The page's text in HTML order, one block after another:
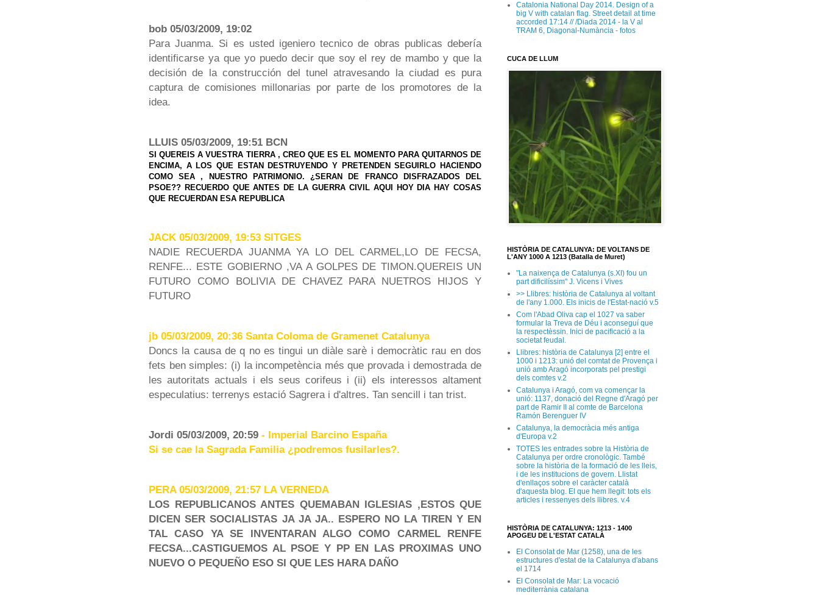
bob 05/03/2009, 19:02
Para Juanma. Si es usted igeniero tecnico de obras publicas debería
identificarse ya que yo puedo decir que soy el rey de mambo y que la
decisión de la construcción del tunel atravesando la ciudad es pura
captura de comisiones millonarias por parte de los promotores de la
idea.
LLUIS 05/03/2009, 19:51 BCN
SI QUEREIS A VUESTRA TIERRA , CREO QUE ES EL MOMENTO PARA QUITARNOS DE
ENCIMA, A LOS QUE ESTAN DESTRUYENDO Y PRETENDEN SEGUIRLO HACIENDO
COMO SEA , NUESTRO PATRIMONIO. ¿SERAN DE FRANCO DISFRAZADOS DEL
PSOE?? RECUERDO QUE ANTES DE LA GUERRA CIVIL AQUI HOY DIA HAY COSAS
QUE RECUERDAN ESA REPUBLICA
JACK 05/03/2009, 19:53 SITGES
NADIE RECUERDA JUANMA YA LO DEL CARMEL,LO DE FECSA,
RENFE... ESTE GOBIERNO ,VA A GOLPES DE TIMON.QUEREIS UN
FUTURO COMO BOLIVIA DE CHAVEZ PARA NUETROS HIJOS Y
FUTURO
jb 05/03/2009, 20:36 Santa Coloma de Gramenet Catalunya
Doncs la causa de q no es tingui un diàle sarè i democràtic rau en dos
fets ben simples: (i) la incompetència més que provada i demostrada de
les autoritats actuals i els seus corifeus i (ii) els interessos altament
especulatius: terrenys estació Sagrera i d'altres. Tan sencill i tan trist.
Jordi 05/03/2009, 20:59 - Imperial Barcino España
Si se cae la Sagrada Familia ¿podremos fusilarles?.
PERA 05/03/2009, 21:57 LA VERNEDA
LOS REPUBLICANOS ANTES QUEMABAN IGLESIAS ,ESTOS QUE
DICEN SER SOCIALISTAS JA JA JA.. ESPERO NO LA TIREN Y EN
TAL CASO YA SE INVENTARAN ALGO COMO CARMEL RENFE
FECSA...CASTIGUEMOS AL PSOE Y PP EN LAS PROXIMAS UNO
NUEVO O PEQUEÑO ESO SI QUE LES HARA DAÑO
Catalonia National Day 2014. Design of a
big V with catalan flag. Street detail at time
accorded 17:14 // /Diada 2014 - la V al
TRAM 6, Diagonal-Numància - fotos
CUCA DE LLUM
HISTÒRIA DE CATALUNYA: DE VOLTANS DE
L'ANY 1000 A 1213 (Batalla de Muret)
"La naixença de Catalunya (s.XI) fou un
part dificilíssim" J. Vicens i Vives
>> Llibres: història de Catalunya al voltant
de l'any 1.000. Els inicis de l'Estat-nació v.5
Com l'Abad Oliva cap el 1027 va saber
formular la Treva de Déu i aconseguí que
la respectèssin. Inici de pacificació a la
societat feudal.
Llibres: història de Catalunya [2] entre el
1000 i 1213: unió del comtat de Provença i
unió amb Aragó incorporats pel prestigi
dels comtes v.2
Catalunya i Aragó, com va començar la
unió: 1137, donació del Regne d'Aragó per
part de Ramir II al comte de Barcelona
Ramón Berenguer IV
Catalunya, la democràcia més antiga
d'Europa v.2
TOTES les entrades sobre la Història de
Catalunya per ordre cronològic. També
sobre la història de la formació de les lleis,
i de les institucions de govern. Llistat
d'enllaços sobre el caràcter català
d'aquesta blog. El que hem llegit: tots els
articles i ressenyes dels llibres. v.4
HISTÒRIA DE CATALUNYA: 1213 - 1400
APOGEU DE L'ESTAT CATALÀ
El Consolat de Mar (1258), una de les
estructures d'estat de la Catalunya d'abans
el 1714
El Consolat de Mar: La vocació
mediterrània catalana